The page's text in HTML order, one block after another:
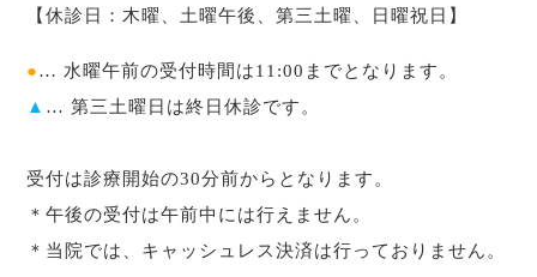
【休診日：木曜、土曜午後、第三土曜、日曜祝日】
●… 水曜午前の受付時間は11:00までとなります。
▲ … 第三土曜日は終日休診です。
受付は診療開始の30分前からとなります。
＊午後の受付は午前中には行えません。
＊当院では、キャッシュレス決済は行っておりません。